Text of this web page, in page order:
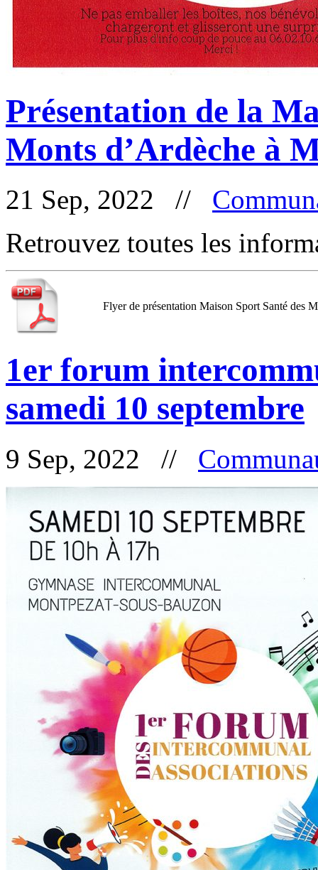
Présentation de la
Monts d’Ardèche à
21 Sep, 2022 //
Retrouvez toutes les
Flyer de présentation Maison Sport Santé des
1er forum
samedi 10 septembre
9 Sep, 2022 //